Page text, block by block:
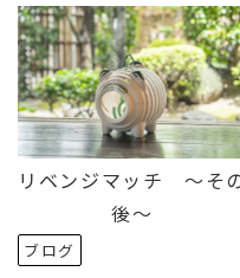
リベンジマッチ ～そ
後～
ブログ